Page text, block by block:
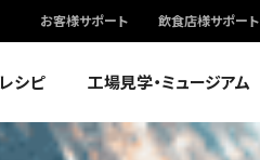
お客様サポート 飲食店様サポート
レシピ 工場見学・ミュージアム